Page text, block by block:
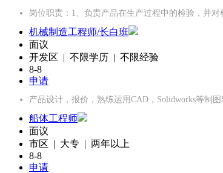
岗位职责：1、负责产品在生产过程中的检验，并
机械制造工程师/长白班
面议
开发区 | 不限学历 | 不限经验
8-8
申请
产品设计，报价，熟练运用CAD，Solidworks等制
船体工程师
面议
市区 | 大专 | 两年以上
8-8
申请